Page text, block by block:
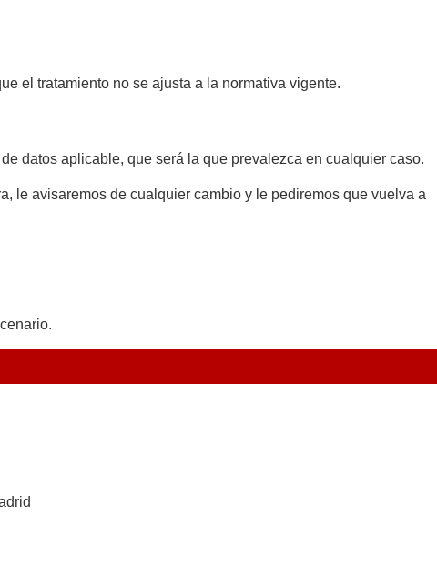
el tratamiento no se ajusta a la normativa vigente.
datos aplicable, que será la que prevalezca en cualquier caso.
le avisaremos de cualquier cambio y le pediremos que vuelva a